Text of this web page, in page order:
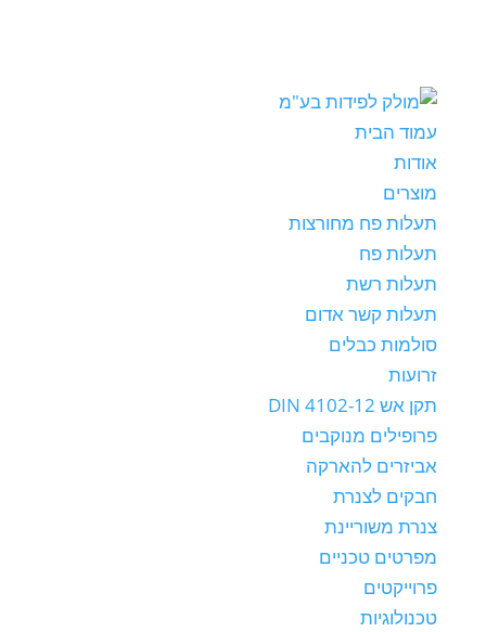
עמוד הבית
אודות
מוצרים
תעלות פח מחורצות
תעלות פח
תעלות רשת
תעלות קשר אדום
סולמות כבלים
זרועות
תקן אש DIN 4102-12
פרופילים מנוקבים
אביזרים להארקה
חבקים לצנרת
צנרת משוריינת
מפרטים טכניים
פרוייקטים
טכנולוגיות